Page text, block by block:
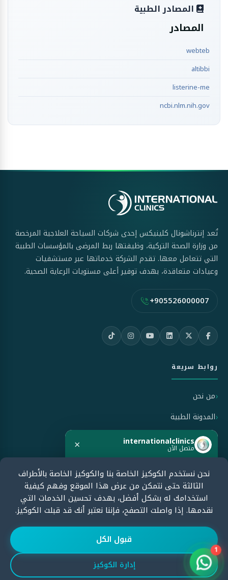
المصادر الطبية
المصادر
webteb
altibbi
listerine-me
ncbi.nlm.nih.gov
1
internationalclinics
متصل الآن ×
هل تحتاج مساعدة؟
ابدأ الدردشة الآن وسنرد بسرعة.
تُعد إنترناشونال كلينيكس إحدى شركات السياحة العلاجية المرخصة
من وزارة الصحة التركية، وظيفتها ربط المرضى بالمؤسسات الطبية
التي تتعامل معها. تقدم الشركة خدماتها عبر مستشفيات
وعيادات متعاقدة، بهدف توفير أعلى مستويات الرعاية الصحية.
+905526000007
روابط سريعة
من نحن
المدونة الطبية
سياسة الاستخدام
سياسة الخصوصية
سياسة الإلغاء والاسترداد
معتمدون من قبل
نحن نستخدم الكوكيز الخاصة بنا والكوكيز الخاصة بالأطراف
الثالثة حتى نتمكن من عرض هذا الموقع وفهم كيفية
استخدامك له بشكل أفضل، بهدف تحسين الخدمات التي
نقدمها. إذا واصلت التصفح، فإننا نعتبر أنك قد قبلت الكوكيز.
قبول الكل
إدارة الكوكيز